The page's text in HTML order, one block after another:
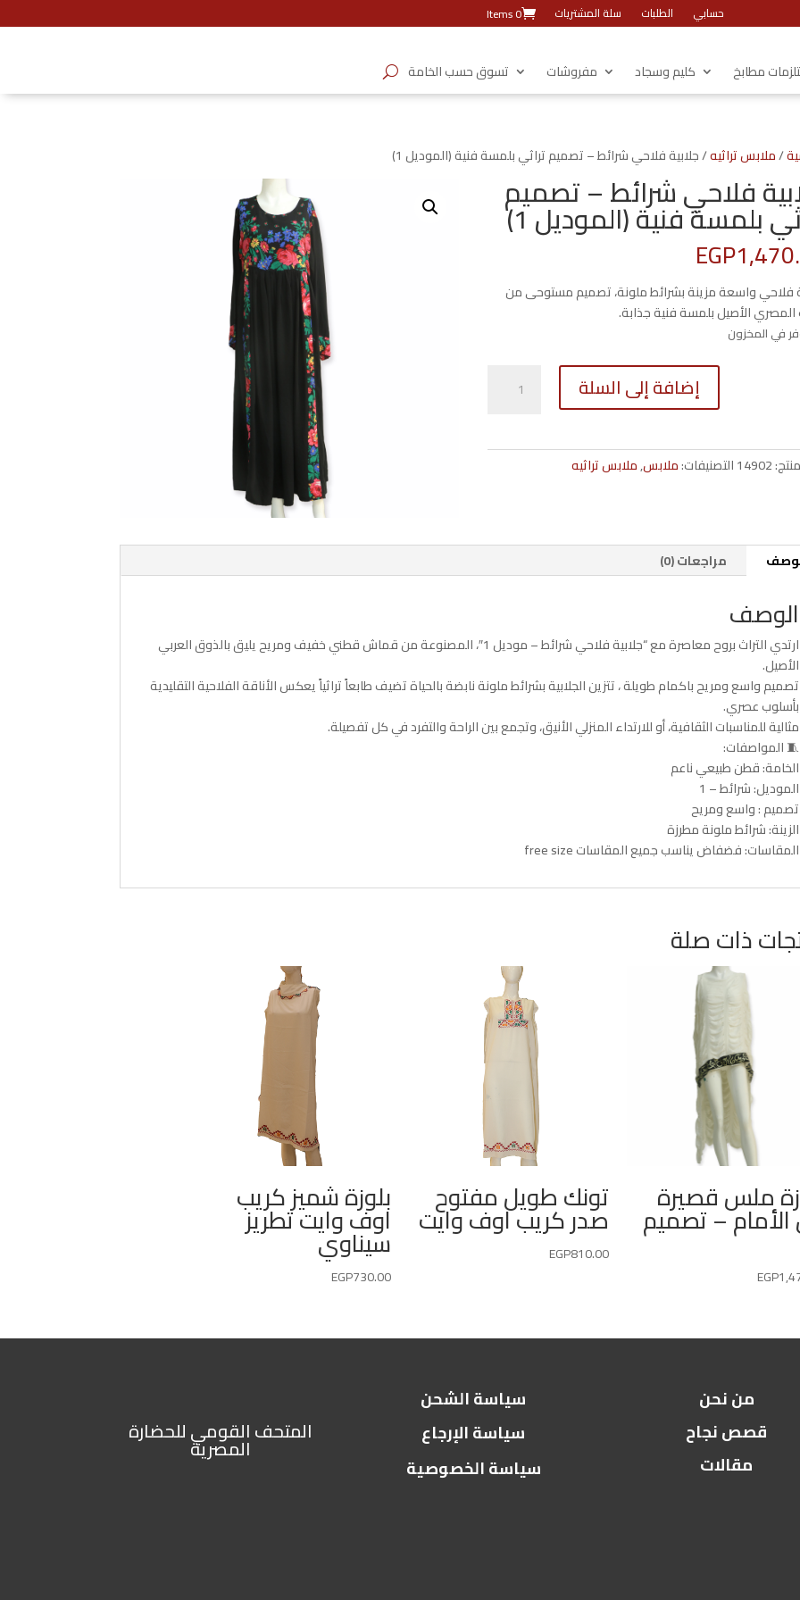
حسابي الطلبات سلة المشتريات 0 Items
مطابخ كليم وسجاد مفروشات تسوق حسب الخامة
/ملابس تراثيه/ جلابية فلاحي شرائط – تصميم تراثي بلمسة فنية (الموديل 1)
فلاحي شرائط – تصميم
بلمسة فنية (الموديل 1)
EGP
فلاحي واسعة مزينة بشرائط ملونة، تصميم مستوحى من
المصري الأصيل بلمسة فنية جذابة.
جلابية
–
1)
إضافة إلى السلة
14902التصنيفات:ملابس,ملابس تراثيه
مراجعات (0)
الوصف
ارتدي التراث بروح معاصرة مع “جلابية فلاحي شرائط – موديل 1″، المصنوعة من قماش قطني خفيف ومريح يليق بالذوق العربي
الأصيل.
تصميم واسع ومريح باكمام طويلة ، تتزين الجلابية بشرائط ملونة نابضة بالحياة تضيف طابعاً تراثياً يعكس الأناقة الفلاحية التقليدية
بأسلوب عصري.
مثالية للمناسبات الثقافية، أو للارتداء المنزلي الأنيق، وتجمع بين الراحة والتفرد في كل تفصيلة.
🧵 المواصفات:
الخامة: قطن طبيعي ناعم
الموديل: شرائط – 1
تصميم : واسع ومريح
الزينة: شرائط ملونة مطرزة
المقاسات: فضفاض يناسب جميع المقاسات free size
ذات صلة
ملس قصيرة
– تصميم
EGP
تونك طويل مفتوح
صدر كريب اوف وايت
EGP810.00
بلوزة شميز كريب
اوف وايت تطريز
سيناوي
EGP730.00
المتحف القومي للحضارة
المصرية
سياسة الشحن
سياسة الإرجاع
سياسة الخصوصية
من نحن
قصص نجاح
مقالات